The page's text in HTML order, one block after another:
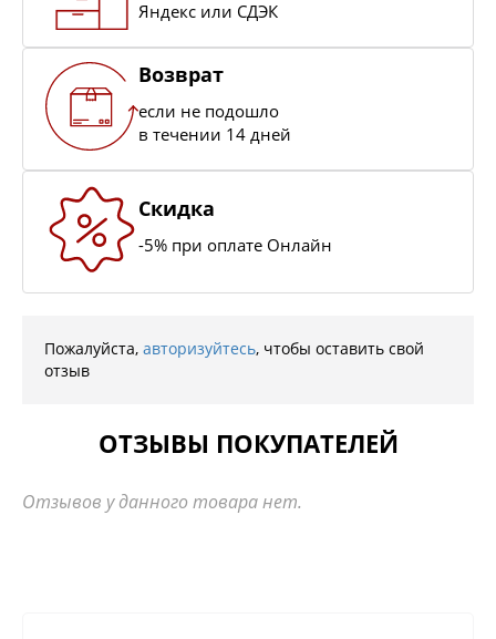
Яндекс или СДЭК
Возврат
если не подошло
в течении 14 дней
Скидка
-5% при оплате Онлайн
Пожалуйста, авторизуйтесь, чтобы оставить свой
отзыв
ОТЗЫВЫ ПОКУПАТЕЛЕЙ
Отзывов у данного товара нет.